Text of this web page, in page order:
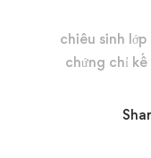
chiêu sinh
chứng chỉ